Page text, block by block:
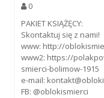
0
PAKIET KSIĄŻĘCY:
Skontaktuj się z nami!
www: http://
www2: https://
smierci-bolimow-1915
e-mail:
FB: @oblokismierci